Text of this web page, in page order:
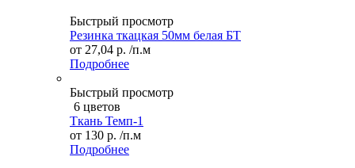
Быстрый просмотр
Резинка ткацкая 50мм белая БТ
от 27,04 р. /п.м
Подробнее
Быстрый просмотр
6 цветов
Ткань Темп-1
от 130 р. /п.м
Подробнее